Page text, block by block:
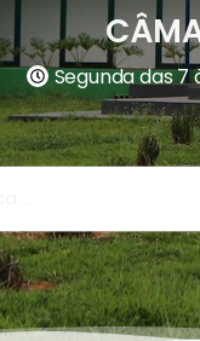
Segunda das 7